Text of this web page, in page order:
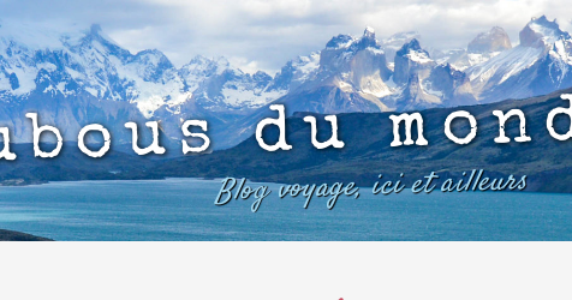
du
Blog voyage, ici et ailleurs